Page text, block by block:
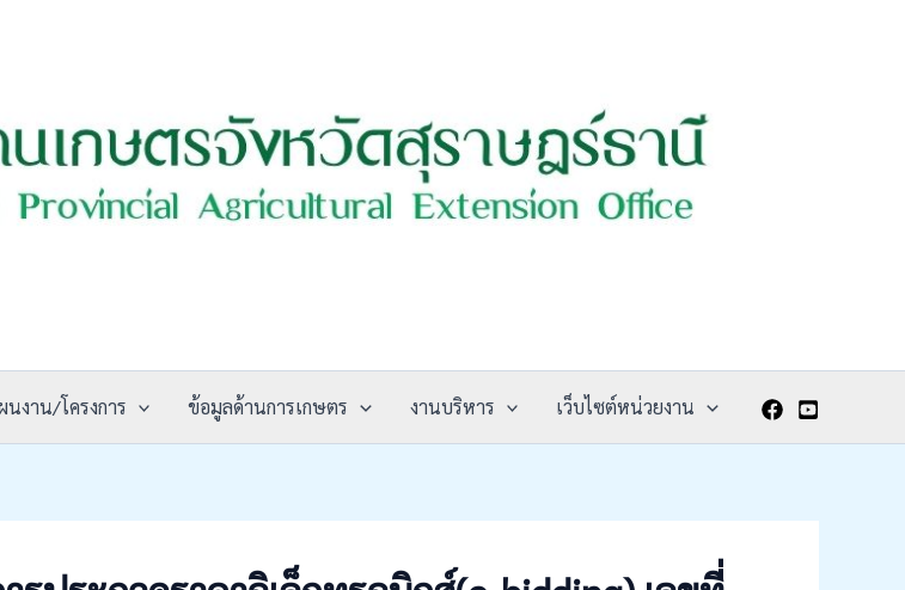
นงาน/โครงการ ข้อมูลด้านการเกษตร งานบริหาร เว็บไซต์หน่วยงาน